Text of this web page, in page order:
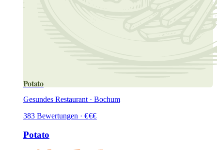
Potato
Gesundes Restaurant · Bochum
383 Bewertungen · €€€
Potato